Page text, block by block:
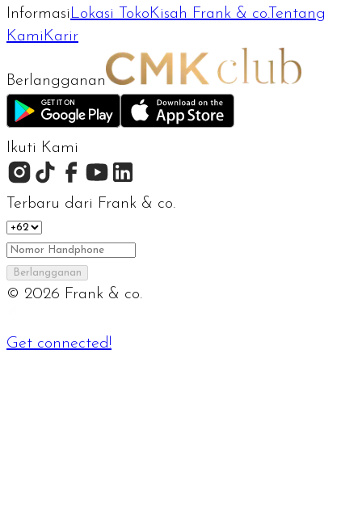
Informasi Lokasi Toko Kisah Frank & co.Tentang
Kami Karir
Berlangganan
Ikuti Kami
Terbaru dari Frank & co.
Berlangganan
© 2026 Frank & co.
Get connected!